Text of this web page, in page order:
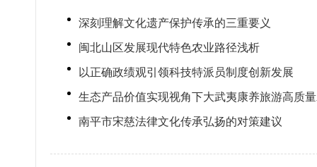
深刻理解文化遗产保护传承的三重要义
闽北山区发展现代特色农业路径浅析
以正确政绩观引领科技特派员制度创新发展
生态产品价值实现视角下大武夷康养旅游高质
南平市宋慈法律文化传承弘扬的对策建议